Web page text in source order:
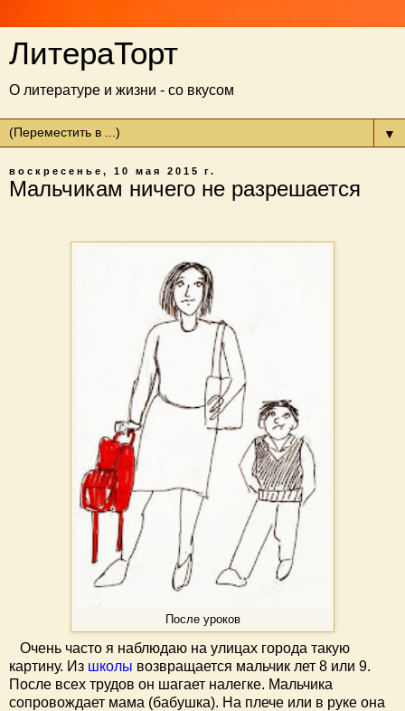
ЛитераТорт
О литературе и жизни - со вкусом
▼
воскресенье, 10 мая 2015 г.
Мальчикам ничего не разрешается
После уроков
Очень часто я наблюдаю на улицах города такую
картину. Из школы возвращается мальчик лет 8 или 9.
После всех трудов он шагает налегке. Мальчика
сопровождает мама (бабушка). На плече или в руке она